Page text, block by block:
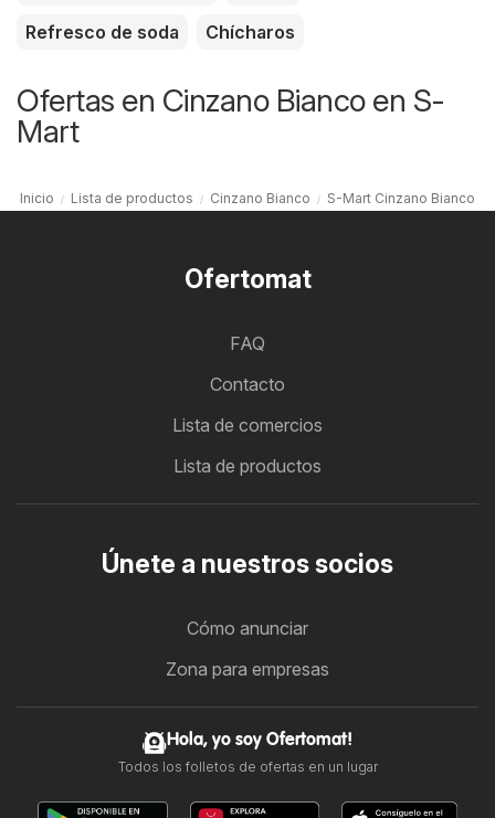
Refresco de soda
Chícharos
Ofertas en Cinzano Bianco en S-
Mart
Inicio Lista de productos Cinzano Bianco S-Mart Cinzano Bianco
Ofertomat
FAQ
Contacto
Lista de comercios
Lista de productos
Únete a nuestros socios
Cómo anunciar
Zona para empresas
Hola, yo soy Ofertomat!
Todos los folletos de ofertas en un lugar